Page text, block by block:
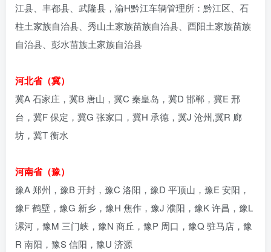
江县、丰都县、武隆县，渝H黔江车辆管理所：黔江区、石
柱土家族自治县、秀山土家族苗族自治县、酉阳土家族苗族
自治县、彭水苗族土家族自治县
河北省（冀）
冀A 石家庄，冀B 唐山，冀C 秦皇岛，冀D 邯郸，冀E 邢
台，冀F 保定，冀G 张家口，冀H 承德，冀J 沧州,冀R 廊
坊，冀T 衡水
河南省（豫）
豫A 郑州，豫B 开封，豫C 洛阳，豫D 平顶山，豫E 安阳，
豫F 鹤壁，豫G 新乡，豫H 焦作，豫J 濮阳，豫K 许昌，豫L
漯河，豫M 三门峡，豫N 商丘，豫P 周口，豫Q 驻马店，豫
R 南阳，豫S 信阳，豫U 济源